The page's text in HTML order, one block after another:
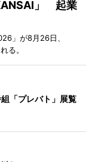
」 起業
」が8月26日、
る。
「プレバト」展覧